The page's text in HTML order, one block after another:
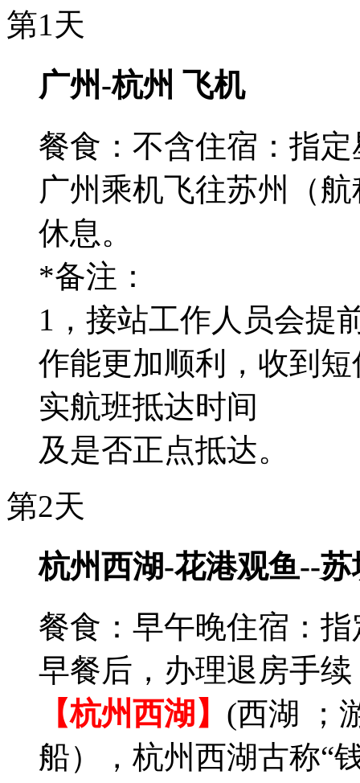
第1天
广州-杭州 飞机
餐食：不含住宿：指
广州乘机飞往苏州（
休息。
*备注：
1，接站工作人员会提
作能更加顺利，收到
实航班抵达时间
及是否正点抵达。
第2天
杭州西湖-花港观鱼--苏
餐食：早午晚住宿：
早餐后，办理退房手
【杭州西湖】 (西湖 ；
船），杭州西湖古称“